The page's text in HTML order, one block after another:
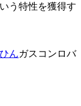
う特性を獲得す
んガスコンロバ